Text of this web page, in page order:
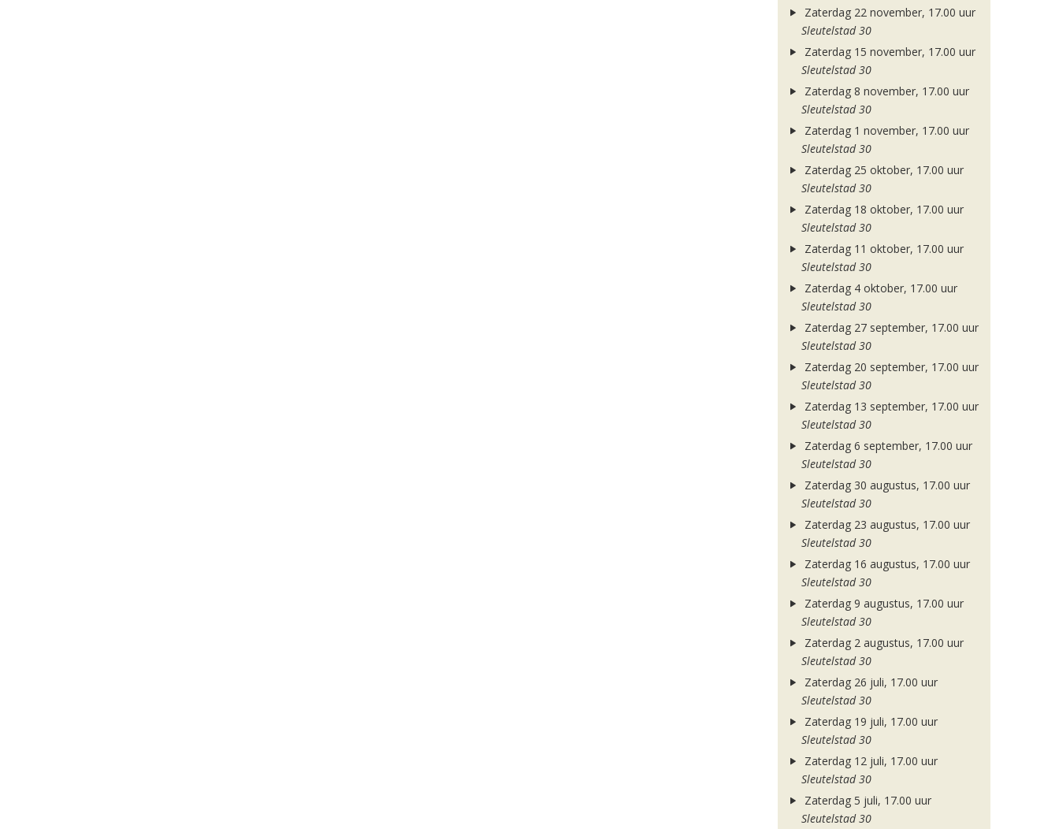
Zaterdag 22 november, 17.00 uur
Sleutelstad 30
Zaterdag 15 november, 17.00 uur
Sleutelstad 30
Zaterdag 8 november, 17.00 uur
Sleutelstad 30
Zaterdag 1 november, 17.00 uur
Sleutelstad 30
Zaterdag 25 oktober, 17.00 uur
Sleutelstad 30
Zaterdag 18 oktober, 17.00 uur
Sleutelstad 30
Zaterdag 11 oktober, 17.00 uur
Sleutelstad 30
Zaterdag 4 oktober, 17.00 uur
Sleutelstad 30
Zaterdag 27 september, 17.00 uur
Sleutelstad 30
Zaterdag 20 september, 17.00 uur
Sleutelstad 30
Zaterdag 13 september, 17.00 uur
Sleutelstad 30
Zaterdag 6 september, 17.00 uur
Sleutelstad 30
Zaterdag 30 augustus, 17.00 uur
Sleutelstad 30
Zaterdag 23 augustus, 17.00 uur
Sleutelstad 30
Zaterdag 16 augustus, 17.00 uur
Sleutelstad 30
Zaterdag 9 augustus, 17.00 uur
Sleutelstad 30
Zaterdag 2 augustus, 17.00 uur
Sleutelstad 30
Zaterdag 26 juli, 17.00 uur
Sleutelstad 30
Zaterdag 19 juli, 17.00 uur
Sleutelstad 30
Zaterdag 12 juli, 17.00 uur
Sleutelstad 30
Zaterdag 5 juli, 17.00 uur
Sleutelstad 30